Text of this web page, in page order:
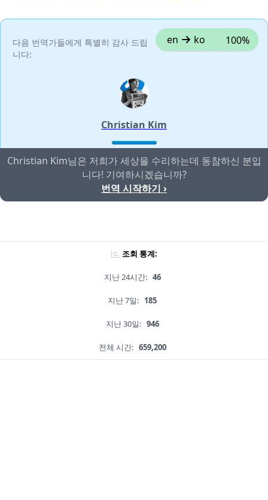
다음 번역가들에게 특별히 감사 드립
니다:
en ko 100%
Christian Kim
Christian Kim님은 저희가 세상을 수리하는데 동참하신 분입
니다! 기여하시겠습니까?
번역 시작하기 ›
조회 통계:
지난 24시간: 46
지난 7일: 185
지난 30일: 946
전체 시간: 659,200